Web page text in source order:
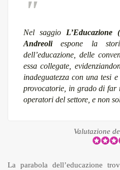
Nel saggio L’Educazione
Andreoliespone la
dell’educazione, delle
essa collegate,
inadeguatezza con una tesi
provocatorie, in grado di far
operatori del settore, e non
Valutazione
La parabola dell’educazione